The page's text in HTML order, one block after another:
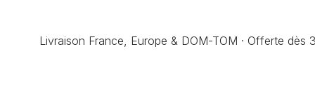
Livraison France, Europe & DOM-TOM · Offerte dès